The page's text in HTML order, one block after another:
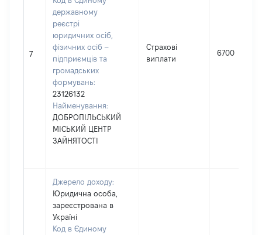
7
державному
реєстрі
юридичних осіб,
фізичних осіб –
підприємців та
громадських
формувань:
23126132
Найменування:
ДОБРОПІЛЬСЬКИЙ
МІСЬКИЙ ЦЕНТР
ЗАЙНЯТОСТІ
Страхові
виплати
6700
Джерело доходу:
Юридична особа,
зареєстрована в
Україні
Код в Єдиному